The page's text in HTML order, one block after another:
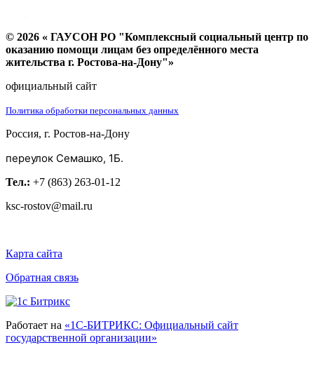
© 2026 « ГАУСОН РО "Комплексный социальный центр по
оказанию помощи лицам без определённого места
жительства г. Ростова-на-Дону"»
официальный сайт
Политика обработки персональных данных
Россия, г. Ростов-на-Дону
переулок Семашко, 1Б.
Тел.: +7 (863) 263-01-12
ksc-rostov@mail.ru
Карта сайта
Обратная связь
Работает на «1С-БИТРИКС: Официальный сайт
государственной организации»